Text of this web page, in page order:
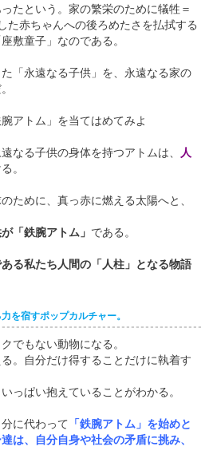
たという。家の繁栄のために犠牲＝
た赤ちゃんへの後ろめたさを払拭する
敷童子」なのである。
「永遠なる子供」を、永遠なる家の
アトム」を当てはめてみよ
なる子供の身体を持つアトムは、
人
。
ために、真っ赤に燃える太陽へと、
「鉄腕アトム」 である。
る私たち人間の「人柱」となる物語
を宿すポップカルチャー。
でもない動物になる。
。自分だけ得することだけに執着す
っぱい抱えていることがわかる。
に代わって 「鉄腕アトム」を始めと
は、自分自身や社会の矛盾に挑み、